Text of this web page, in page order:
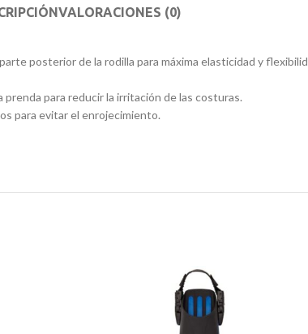
VALORACIONES (0)
posterior de la rodilla para máxima elasticidad y
para reducir la irritación de las costuras.
para evitar el enrojecimiento.